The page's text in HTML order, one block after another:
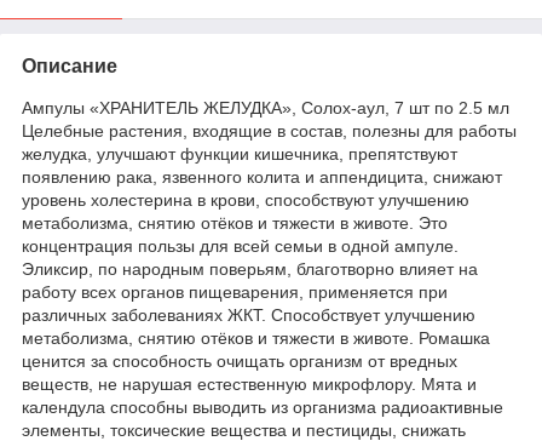
Описание
Ампулы «ХРАНИТЕЛЬ ЖЕЛУДКА», Солох-аул, 7 шт по 2.5 мл
Целебные растения, входящие в состав, полезны для работы
желудка, улучшают функции кишечника, препятствуют
появлению рака, язвенного колита и аппендицита, снижают
уровень холестерина в крови, способствуют улучшению
метаболизма, снятию отёков и тяжести в животе. Это
концентрация пользы для всей семьи в одной ампуле.
Эликсир, по народным поверьям, благотворно влияет на
работу всех органов пищеварения, применяется при
различных заболеваниях ЖКТ. Способствует улучшению
метаболизма, снятию отёков и тяжести в животе. Ромашка
ценится за способность очищать организм от вредных
веществ, не нарушая естественную микрофлору. Мята и
календула способны выводить из организма радиоактивные
элементы, токсические вещества и пестициды, снижать